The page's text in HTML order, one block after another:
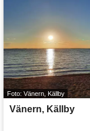
Foto: Vänern, Källby
Vänern, Källby